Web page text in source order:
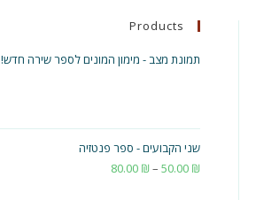
Products
תמונת מצב - מימון המונים לספר שירה חדש!
שני הקבועים - ספר פנטזיה
50.00 ₪
–
80.00 ₪
טווח